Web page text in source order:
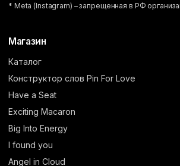
* Meta (Instagram) – запрещенная в РФ
Магазин
Каталог
Конструктор слов Pin For Love
Have a Seat
Exciting Macaron
Big Into Energy
I found you
Angel in Cloud